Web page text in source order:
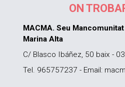
ON
MACMA. Seu
Marina Alta
C/ Blasco Ibáñez, 50 baix -
Tel. 965757237 - Email: